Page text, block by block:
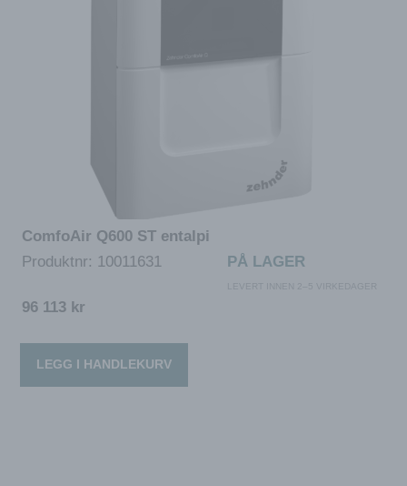
ComfoAir Q600 ST entalpi
Produktnr: 10011631 PÅ LAGER
LEVERT INNEN 2–5 VIRKEDAGER
96 113 kr
LEGG I HANDLEKURV